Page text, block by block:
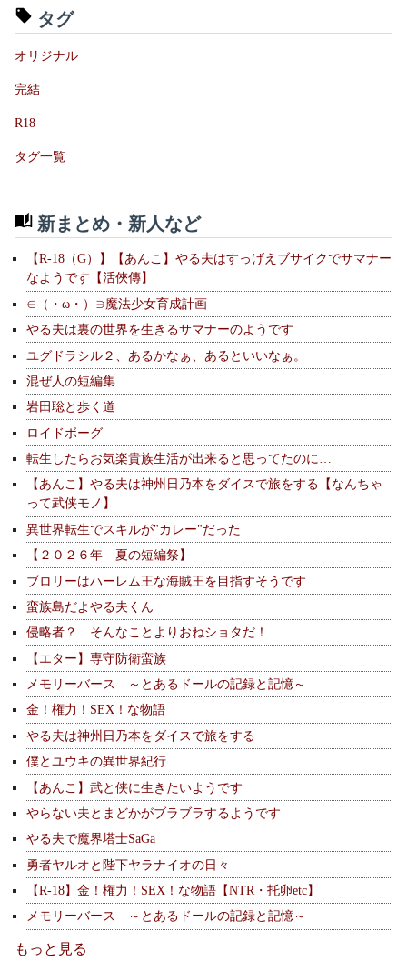
タグ
オリジナル
完結
R18
タグ一覧
新まとめ・新人など
【R-18（G）】【あんこ】やる夫はすっげえブサイクでサマナー
なようです【活俠傳】
∈（・ω・）∋魔法少女育成計画
やる夫は裏の世界を生きるサマナーのようです
ユグドラシル２、あるかなぁ、あるといいなぁ。
混ぜ人の短編集
岩田聡と歩く道
ロイドボーグ
転生したらお気楽貴族生活が出来ると思ってたのに…
【あんこ】やる夫は神州日乃本をダイスで旅をする【なんちゃ
って武侠モノ】
異世界転生でスキルが"カレー"だった
【２０２６年 夏の短編祭】
ブロリーはハーレム王な海賊王を目指すそうです
蛮族島だよやる夫くん
侵略者？ そんなことよりおねショタだ！
【エター】専守防衛蛮族
メモリーバース ～とあるドールの記録と記憶～
金！権力！SEX！な物語
やる夫は神州日乃本をダイスで旅をする
僕とユウキの異世界紀行
【あんこ】武と侠に生きたいようです
やらない夫とまどかがブラブラするようです
やる夫で魔界塔士SaGa
勇者ヤルオと陛下ヤラナイオの日々
【R-18】金！権力！SEX！な物語【NTR・托卵etc】
メモリーバース ～とあるドールの記録と記憶～
もっと見る